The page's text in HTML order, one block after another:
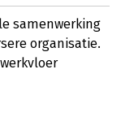
samenwerking
organisatie.